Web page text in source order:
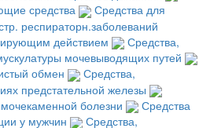
средства
Средства для
респираторн.заболеваний
действием
Средства,
мочевыводящих путей
обмен
Средства,
предстательной железы
болезни
Средства
у мужчин
Средства,